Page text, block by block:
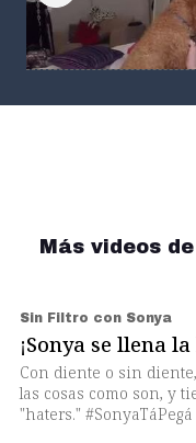
Sin Filtro con Sonya
Sonya entre sus
Más videos
Sin Filtro con Sonya
¡Sonya se llena la
Con diente o sin
las cosas como son, y
"haters." #SonyaTáPegá